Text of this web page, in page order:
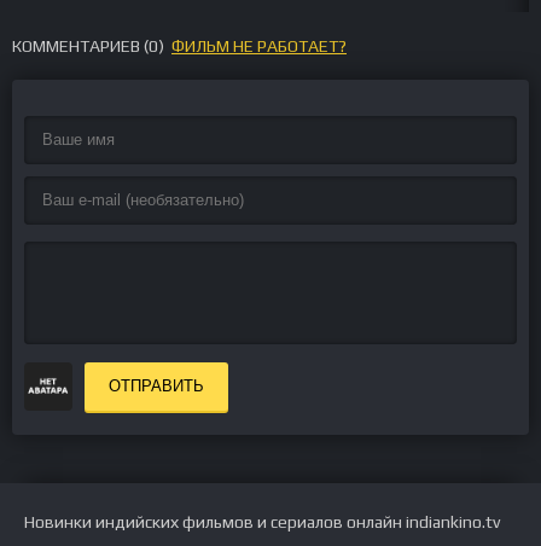
КОММЕНТАРИЕВ (0) ФИЛЬМ НЕ РАБОТАЕТ?
ОТПРАВИТЬ
Новинки индийских фильмов и сериалов онлайн indiankino.tv